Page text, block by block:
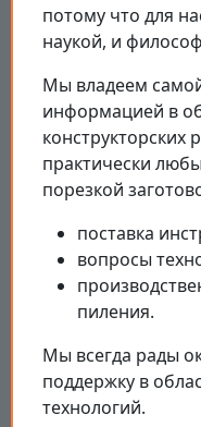
потому что для
наукой, и
Мы владеем
информацией в
практически
порезкой
поставка
вопросы
пиления.
Мы всегда рады
поддержку в
технологий.